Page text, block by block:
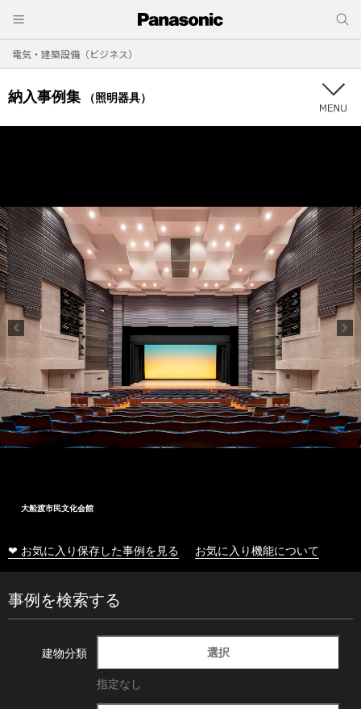
電気・建築設備（ビジネス）
納入事例集 （照明器具）
大船渡市民文化会館
❤ お気に入り保存した事例を見る お気に入り機能について
事例を検索する
建物分類 選択
指定なし